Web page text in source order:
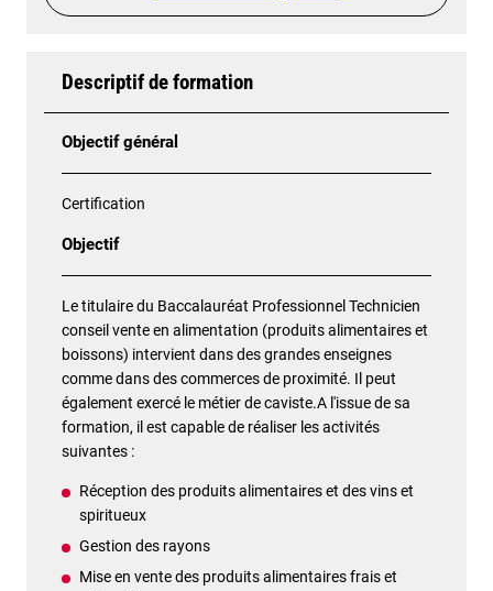
Descriptif de formation
Objectif général
Certification
Objectif
Le titulaire du Baccalauréat Professionnel Technicien
conseil vente en alimentation (produits alimentaires et
boissons) intervient dans des grandes enseignes
comme dans des commerces de proximité. Il peut
également exercé le métier de caviste.A l'issue de sa
formation, il est capable de réaliser les activités
suivantes :
Réception des produits alimentaires et des vins et
spiritueux
Gestion des rayons
Mise en vente des produits alimentaires frais et